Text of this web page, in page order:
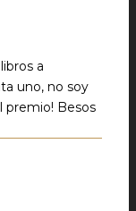
a
uno, no soy
premio! Besos